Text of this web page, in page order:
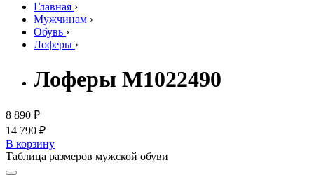
Главная ›
Мужчинам ›
Обувь ›
Лоферы ›
Лоферы M1022490
8 890 ₽
14 790 ₽
В корзину
Таблица размеров мужской обуви